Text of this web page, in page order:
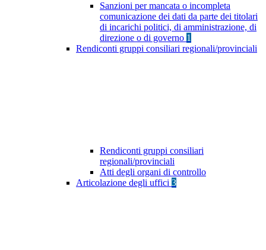
Sanzioni per mancata o incompleta
comunicazione dei dati da parte dei titolari
di incarichi politici, di amministrazione, di
direzione o di governo 1
Rendiconti gruppi consiliari regionali/provinciali
Rendiconti gruppi consiliari
regionali/provinciali
Atti degli organi di controllo
Articolazione degli uffici 3